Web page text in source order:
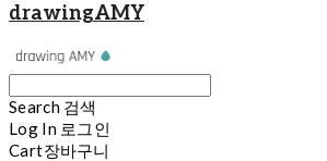
drawingAMY
Search 검색
Log In 로그인
Cart장바구니